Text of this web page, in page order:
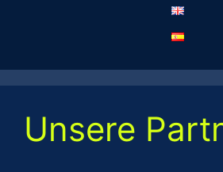
Unsere